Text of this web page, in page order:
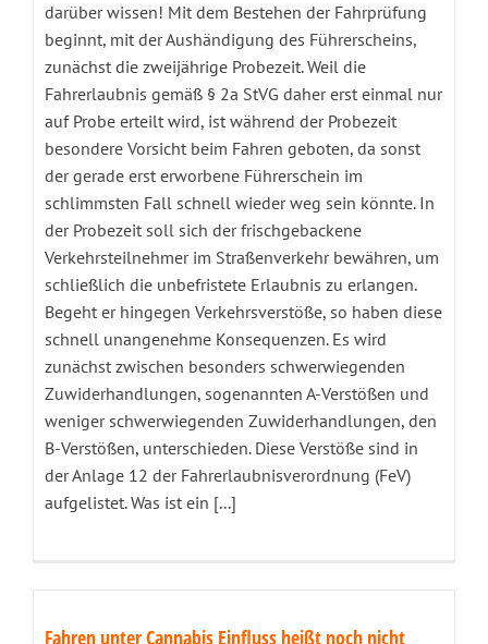
darüber wissen! Mit dem Bestehen der Fahrprüfung
beginnt, mit der Aushändigung des Führerscheins,
zunächst die zweijährige Probezeit. Weil die
Fahrerlaubnis gemäß § 2a StVG daher erst einmal nur
auf Probe erteilt wird, ist während der Probezeit
besondere Vorsicht beim Fahren geboten, da sonst
der gerade erst erworbene Führerschein im
schlimmsten Fall schnell wieder weg sein könnte. In
der Probezeit soll sich der frischgebackene
Verkehrsteilnehmer im Straßenverkehr bewähren, um
schließlich die unbefristete Erlaubnis zu erlangen.
Begeht er hingegen Verkehrsverstöße, so haben diese
schnell unangenehme Konsequenzen. Es wird
zunächst zwischen besonders schwerwiegenden
Zuwiderhandlungen, sogenannten A-Verstößen und
weniger schwerwiegenden Zuwiderhandlungen, den
B-Verstößen, unterschieden. Diese Verstöße sind in
der Anlage 12 der Fahrerlaubnisverordnung (FeV)
aufgelistet. Was ist ein [...]
Fahren unter Cannabis Einfluss heißt noch nicht